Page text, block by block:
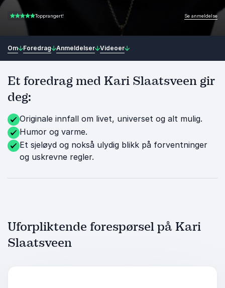
4.75 av 5 Topprangert! Se anmeldelse
Om Foredrag Anmeldelser Videoer
Et foredrag med Kari Slaatsveen gir
deg:
Originale innfall om livet, universet og alt mulig.
Humor og varme.
Et sjeløyd og nokså ulydig blikk på forventninger
og uskrevne regler.
Uforpliktende forespørsel på Kari
Slaatsveen